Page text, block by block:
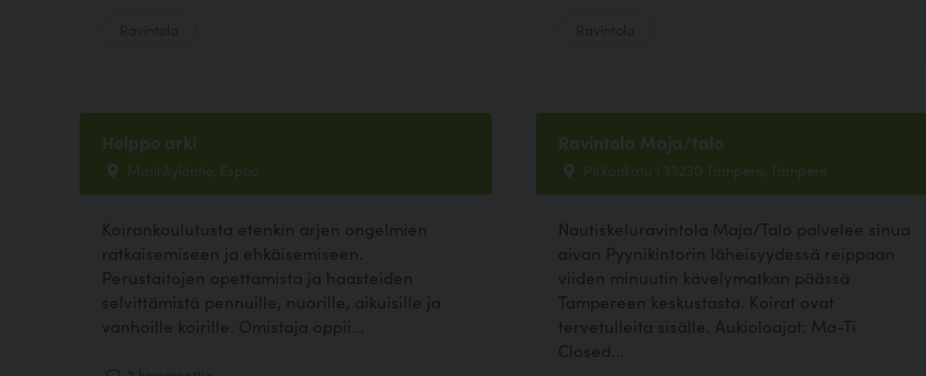
Helppo arki
Matinkyläntie, Espoo
Koirankoulutusta etenkin arjen ongelmien
ratkaisemiseen ja ehkäisemiseen.
Perustaitojen opettamista ja haasteiden
selvittämistä pennuille, nuorille, aikuisille ja
vanhoille koirille. Omistaja oppii...
Ravintola Maja/talo
Pirkankatu 1 33230 Tampere, Tampere
Nautiskeluravintola Maja/Talo palvelee sinua
aivan Pyynikintorin läheisyydessä reippaan
viiden minuutin kävelymatkan päässä
Tampereen keskustasta. Koirat ovat
tervetulleita sisälle. Aukioloajat: Ma-Ti
Closed...